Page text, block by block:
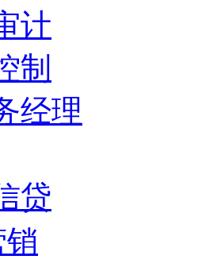
计
制
经理
贷